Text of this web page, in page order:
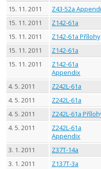
15. 11. 2011
Z43-52a
15. 11. 2011
Z142-61a
15. 11. 2011
Z142-61a Přílohy
15. 11. 2011
Z142-61a
15. 11. 2011
Z142-61a
Appendix
4. 5. 2011 Z242L-61a
4. 5. 2011
Z242L-61a
4. 5. 2011
Z242L-61a
4. 5. 2011
Z242L-61a
Appendix
3. 1. 2011 Z37T-14a
3. 1. 2011
Z137T-3a